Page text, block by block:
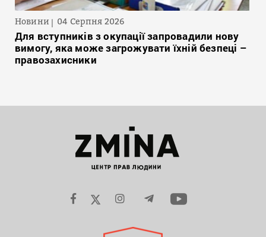
Новини 04 Серпня 2026
Для вступників з окупації запровадили нову
вимогу, яка може загрожувати їхній безпеці –
правозахисники